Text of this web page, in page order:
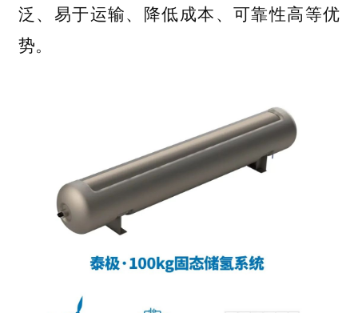
泛、易于运输、降低成本、可靠性高等优
势。